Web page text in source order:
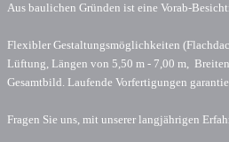
Aus baulichen Gründen ist eine Vorab-
Flexibler Gestaltungsmöglichkeiten
Lüftung, Längen von 5,50 m - 7,00 m,
Gesamtbild. Laufende Vorfertigungen
Fragen Sie uns, mit unserer langjährigen